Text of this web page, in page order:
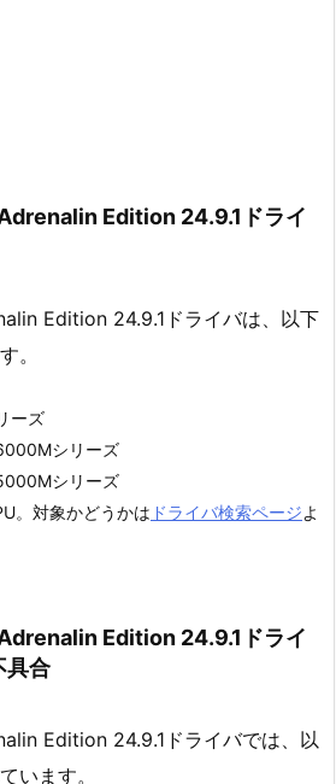
Edition 24.9.1ドライ
Edition 24.9.1ドライバは、以下
。
ーズ
シリーズ
シリーズ
。対象かどうかは ドライバ検索ページよ
Edition 24.9.1ドライ
具合
Edition 24.9.1ドライバでは、以
います。